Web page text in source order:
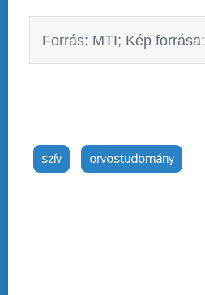
Forrás: MTI; Kép forrása:
szív orvostudomány